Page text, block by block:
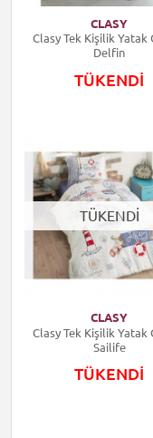
CLASY
Clasy Tek Kişilik Yatak
Delfin
TÜKENDİ
TÜKENDİ
CLASY
Clasy Tek Kişilik Yatak
Sailife
TÜKENDİ